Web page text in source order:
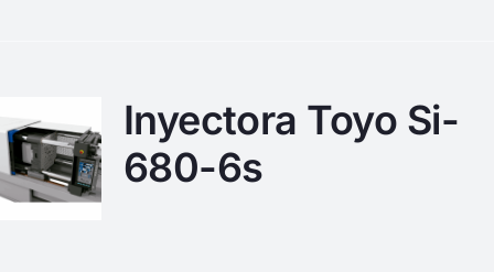
Inyectora Toyo Si-
680-6s